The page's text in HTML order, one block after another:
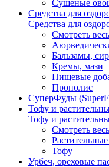
Сушеные
Средства для
Средства для
Смотреть
Бальзамы,
Кремы, мази
Пищевые
Прополис
СуперФуды
Тофу и
Тофу и
Смотреть
Тофу
Урбеч, ореховые